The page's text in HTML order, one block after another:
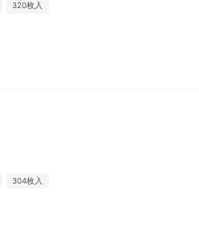
320枚入
304枚入